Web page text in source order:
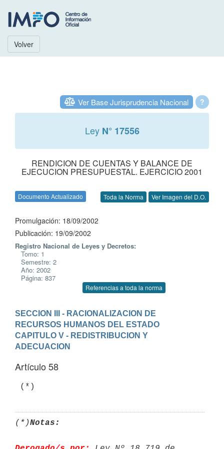
Volver
?
Ver Base Jurisprudencia Nacional
Ley N° 17556
RENDICION DE CUENTAS Y BALANCE DE
EJECUCION PRESUPUESTAL. EJERCICIO 2001
Documento Actualizado Toda la Norma Ver Imagen del D.O.
Promulgación: 18/09/2002
Publicación: 19/09/2002
Registro Nacional de Leyes y Decretos:
Tomo: 1
Semestre: 2
Año: 2002
Página: 837
Referencias a toda la norma
SECCION III - RACIONALIZACION DE
RECURSOS HUMANOS DEL ESTADO
CAPITULO V - REDISTRIBUCION Y
ADECUACION
Artículo 58
(*)Notas: